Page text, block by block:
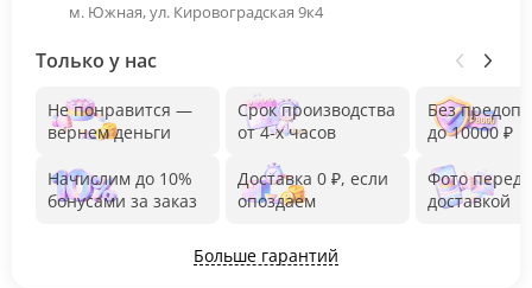
м. Южная, ул. Кировоградская 9к4
Только у нас
Не понравится —
вернем деньги
Начислим до 10%
бонусами за заказ
Срок производства
от 4-х часов
Доставка 0 ₽, если
опоздаем
Без
до 10000 ₽
Фото перед
доставкой
Больше гарантий